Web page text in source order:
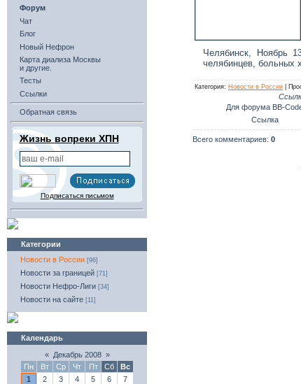
Форум
Чат
Блог
Новый Нефрон
Карта диализа Москвы
и другие.
Тесты
Ссылки
Обратная связь
Жизнь вопреки ХПН
Подписаться письмом
Категории
Новости в России [96]
Новости за границей [71]
Новости Нефро-Лиги [34]
Новости на сайте [11]
Календарь
«
Декабрь 2008 »
Пн
Вт Ср Чт Пт Сб
Вс
1
2 3 4 5 6
7
Челябинск, Ноябрь
челябинцев, больных
Категория: Новости в России |
Для форума BB-
Ссылка
Всего комментариев: 0